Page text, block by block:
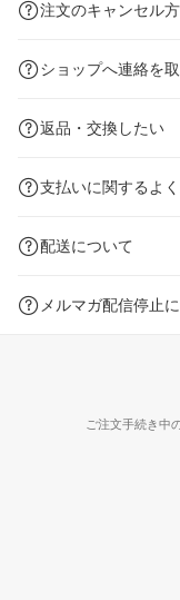
注文のキャンセル
ショップへ連絡を
返品・交換したい
支払いに関するよ
配送について
メルマガ配信停止
ご注文手続き中